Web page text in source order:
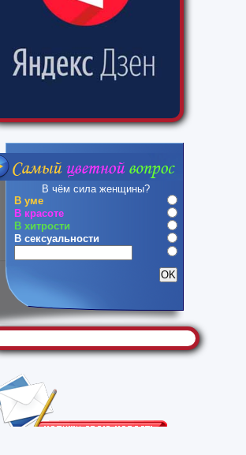
В чём сила женщины?
В уме
В красоте
В хитрости
В сексуальности